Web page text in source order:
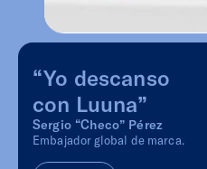
“Yo descanso
con Luuna”
Sergio “Checo” Pérez
Embajador global de marca.